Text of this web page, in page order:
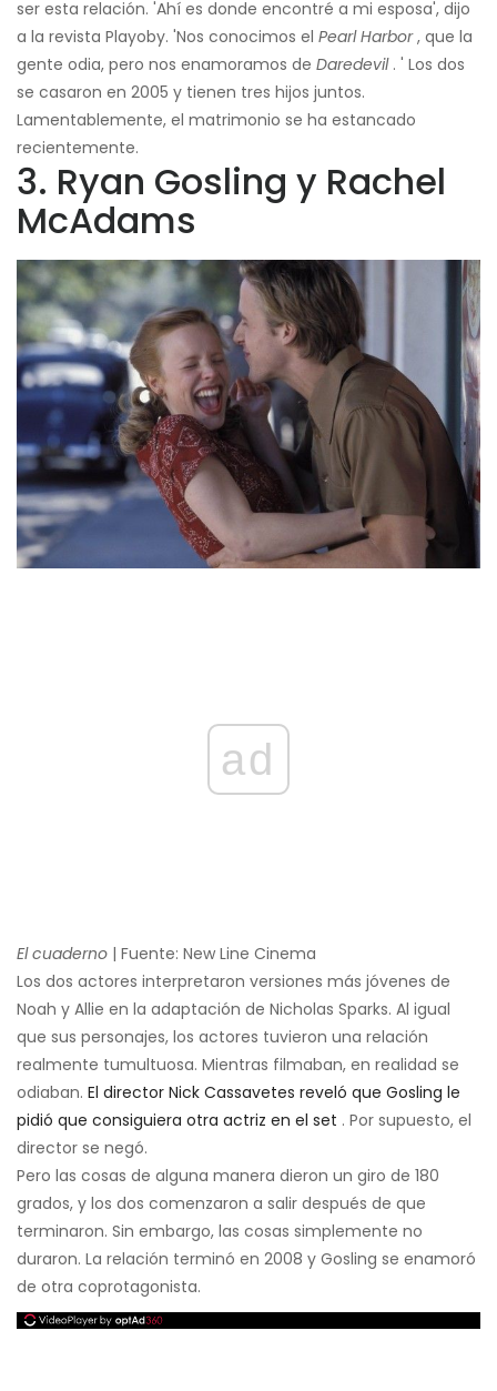
ser esta relación. 'Ahí es donde encontré a mi esposa', dijo
a la revista Playoby. 'Nos conocimos el Pearl Harbor, que la
gente odia, pero nos enamoramos de Daredevil. ' Los dos
se casaron en 2005 y tienen tres hijos juntos.
Lamentablemente, el matrimonio se ha estancado
recientemente.
3. Ryan Gosling y Rachel
McAdams
ad
El cuaderno | Fuente: New Line Cinema
Los dos actores interpretaron versiones más jóvenes de
Noah y Allie en la adaptación de Nicholas Sparks. Al igual
que sus personajes, los actores tuvieron una relación
realmente tumultuosa. Mientras filmaban, en realidad se
odiaban. El director Nick Cassavetes reveló que Gosling le
pidió que consiguiera otra actriz en el set . Por supuesto, el
director se negó.
Pero las cosas de alguna manera dieron un giro de 180
grados, y los dos comenzaron a salir después de que
terminaron. Sin embargo, las cosas simplemente no
duraron. La relación terminó en 2008 y Gosling se enamoró
de otra coprotagonista.